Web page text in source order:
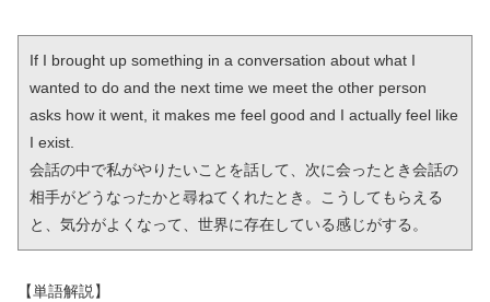
If I brought up something in a conversation about what I
wanted to do and the next time we meet the other person
asks how it went, it makes me feel good and I actually feel like
I exist.
会話の中で私がやりたいことを話して、次に会ったとき会話の
相手がどうなったかと尋ねてくれたとき。こうしてもらえる
と、気分がよくなって、世界に存在している感じがする。
【単語解説】